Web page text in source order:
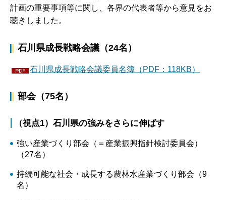
計画の重要事項等に関し、各界の代表者等から意見をお
聴きしました。
石川県成長戦略会議（24名）
石川県成長戦略会議委員名簿（PDF：118KB）
部会（75名）
（視点1）石川県の強みをさらに伸ばす
強い産業づくり部会（＝産業振興指針検討委員会）
（27名）
持続可能な社会・成長する農林水産業づくり部会（9
名）